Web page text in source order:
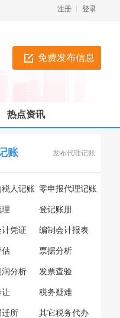
登录
注册
免费发布信息
热点资讯
账 发布代理记账
人记账 零申报代理记账
理 登记账册
凭证 编制会计报表
估 票据分析
润分析 发票查验
让 税务疑难
迁所 其它税务代办